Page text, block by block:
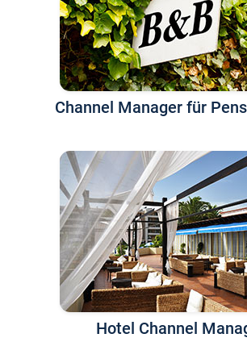
Channel Manager für
Hotel Channel